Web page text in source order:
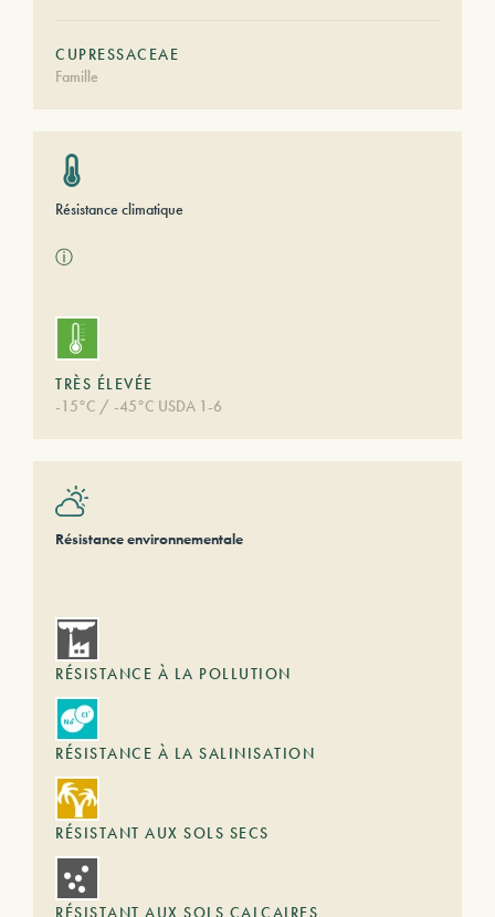
CUPRESSACEAE
Famille
Résistance climatique
ⓘ
TRÈS ÉLEVÉE
-15°C / -45°C USDA 1-6
Résistance environnementale
RÉSISTANCE À LA POLLUTION
RÉSISTANCE À LA SALINISATION
RÉSISTANT AUX SOLS SECS
RÉSISTANT AUX SOLS CALCAIRES